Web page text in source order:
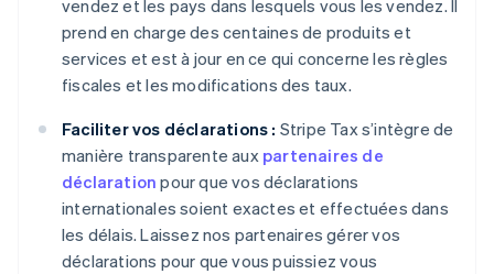
vendez et les pays dans lesquels vous les vendez. Il
prend en charge des centaines de produits et
services et est à jour en ce qui concerne les règles
fiscales et les modifications des taux.
Faciliter vos déclarations : Stripe Tax s’intègre de
manière transparente aux partenaires de
déclaration pour que vos déclarations
internationales soient exactes et effectuées dans
les délais. Laissez nos partenaires gérer vos
déclarations pour que vous puissiez vous